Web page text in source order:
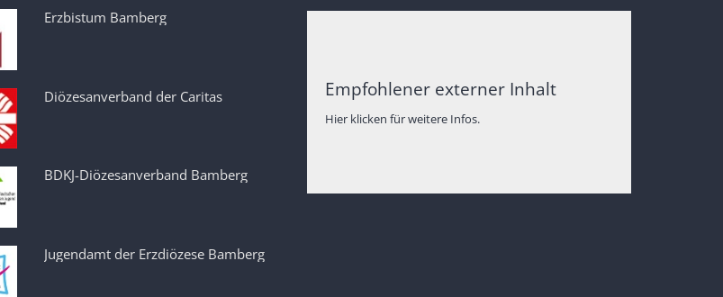
Erzbistum Bamberg
Diözesanverband der Caritas
BDKJ-Diözesanverband Bamberg
Jugendamt der Erzdiözese Bamberg
Empfohlener externer Inhalt
Hier klicken für weitere Infos.